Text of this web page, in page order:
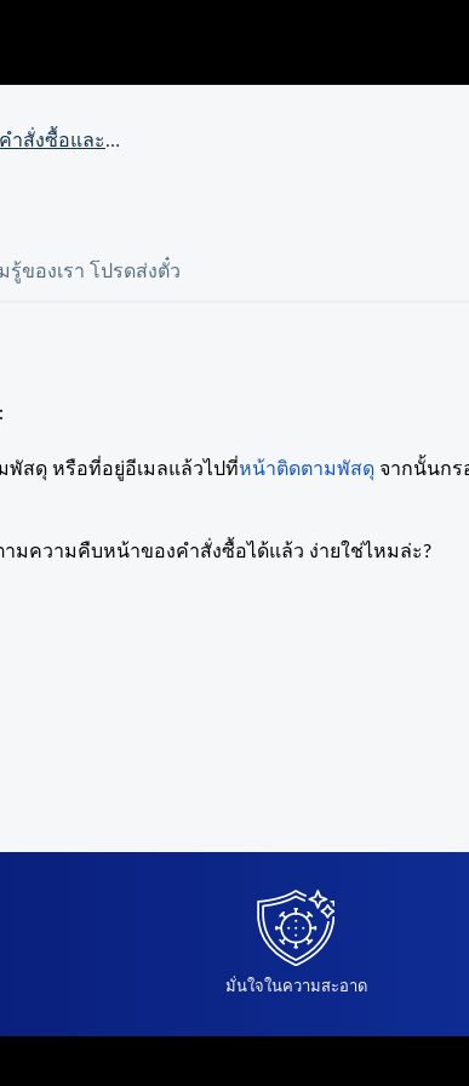
คำสั่งซื้อและสถานะการจัดส่ง
ของเรา โปรดส่งตั๋ว
พัสดุ หรือที่อยู่อีเมลแล้วไปที่หน้าติดตามพัสดุ จากนั้นก
มความคืบหน้าของคำสั่งซื้อได้แล้ว ง่ายใช่ไหมล่ะ?
มั่นใจในความสะอาด